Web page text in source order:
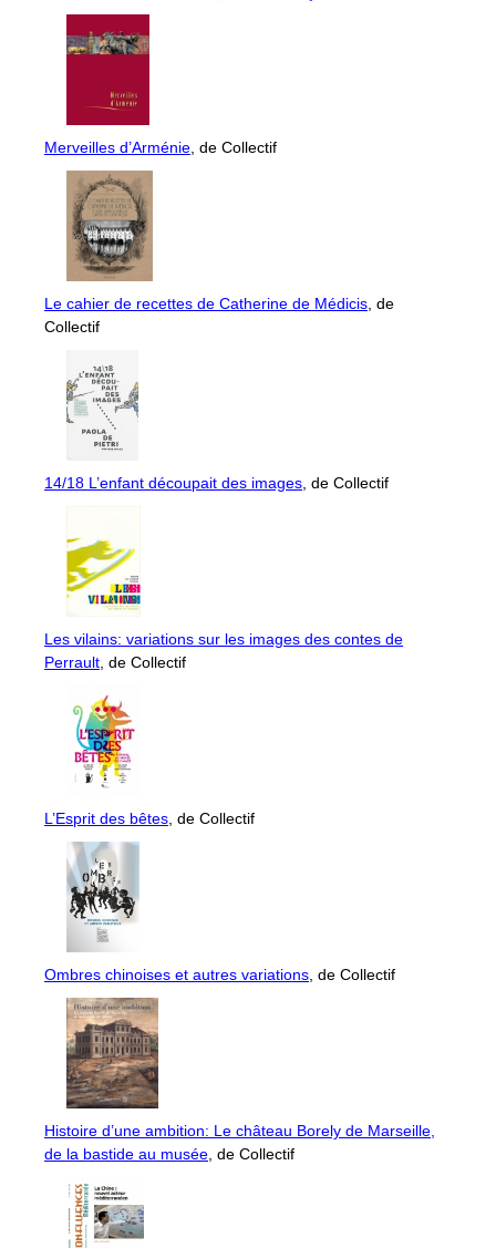
Merveilles d’Arménie , de Collectif
Le cahier de recettes de Catherine de Médicis , de
Collectif
14/18 L’enfant découpait des images , de Collectif
Les vilains: variations sur les images des contes de
Perrault , de Collectif
L’Esprit des bêtes , de Collectif
Ombres chinoises et autres variations , de Collectif
Histoire d’une ambition: Le château Borely de Marseille,
de la bastide au musée , de Collectif